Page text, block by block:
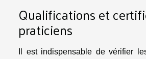
Qualifications et
praticiens
Il est indispensable de vérifier